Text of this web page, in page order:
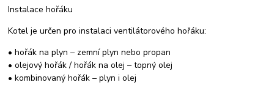
Instalace hořáku
Kotel je určen pro instalaci ventilátorového hořáku:
• hořák na plyn – zemní plyn nebo propan
• olejový hořák / hořák na olej – topný olej
• kombinovaný hořák – plyn i olej